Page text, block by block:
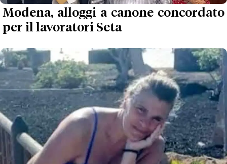
Modena, alloggi a canone concordato
per il lavoratori Seta